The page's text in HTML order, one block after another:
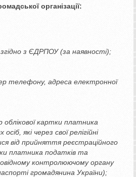
організації:
з ЄДРПОУ (за наявності);
телефону, адреса електронної
картки платника
які через свої релігійні
від прийняття реєстраційного
платника податків та
контролюючому органу
громадянина України);